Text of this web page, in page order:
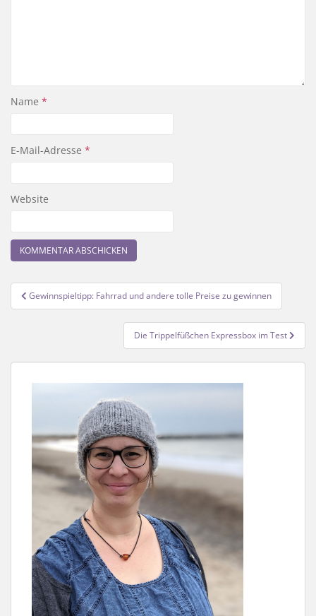
Name *
E-Mail-Adresse *
Website
Beitragsnavigation
Gewinnspieltipp: Fahrrad und andere tolle Preise zu gewinnen
Die Trippelfüßchen Expressbox im Test